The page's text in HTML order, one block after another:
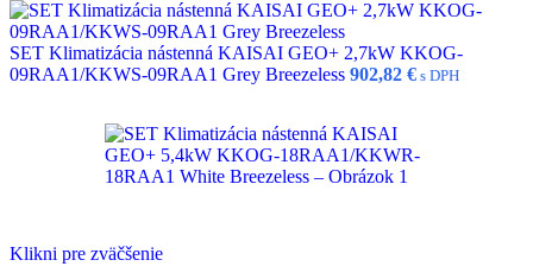
SET Klimatizácia nástenná KAISAI GEO+ 2,7kW KKOG-
09RAA1/KKWS-09RAA1 Grey Breezeless 902,82 € s DPH
Klikni pre zväčšenie